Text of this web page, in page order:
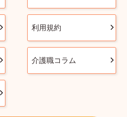
利用規約
介護職コラム